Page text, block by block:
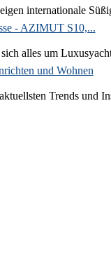
internationale
- AZIMUT S10,...
alles um
und Wohnen
Trends und